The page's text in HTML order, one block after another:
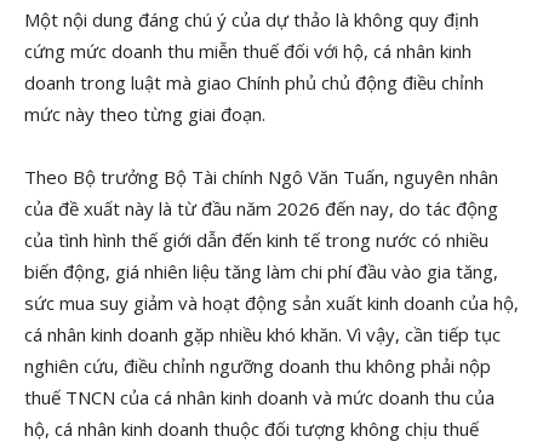
Một nội dung đáng chú ý của dự thảo là không quy định
cứng mức doanh thu miễn thuế đối với hộ, cá nhân kinh
doanh trong luật mà giao Chính phủ chủ động điều chỉnh
mức này theo từng giai đoạn.
Theo Bộ trưởng Bộ Tài chính Ngô Văn Tuấn, nguyên nhân
của đề xuất này là từ đầu năm 2026 đến nay, do tác động
của tình hình thế giới dẫn đến kinh tế trong nước có nhiều
biến động, giá nhiên liệu tăng làm chi phí đầu vào gia tăng,
sức mua suy giảm và hoạt động sản xuất kinh doanh của hộ,
cá nhân kinh doanh gặp nhiều khó khăn. Vì vậy, cần tiếp tục
nghiên cứu, điều chỉnh ngưỡng doanh thu không phải nộp
thuế TNCN của cá nhân kinh doanh và mức doanh thu của
hộ, cá nhân kinh doanh thuộc đối tượng không chịu thuế